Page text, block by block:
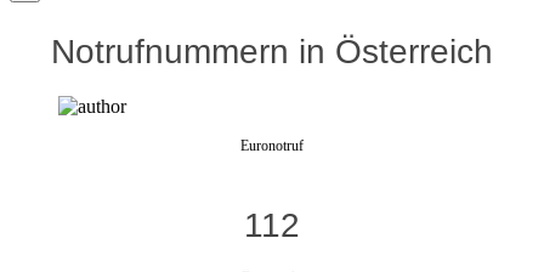
Notrufnummern in Österreich
Euronotruf
112